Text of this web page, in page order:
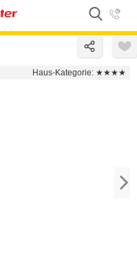
Haus-Kategorie: ★★★★